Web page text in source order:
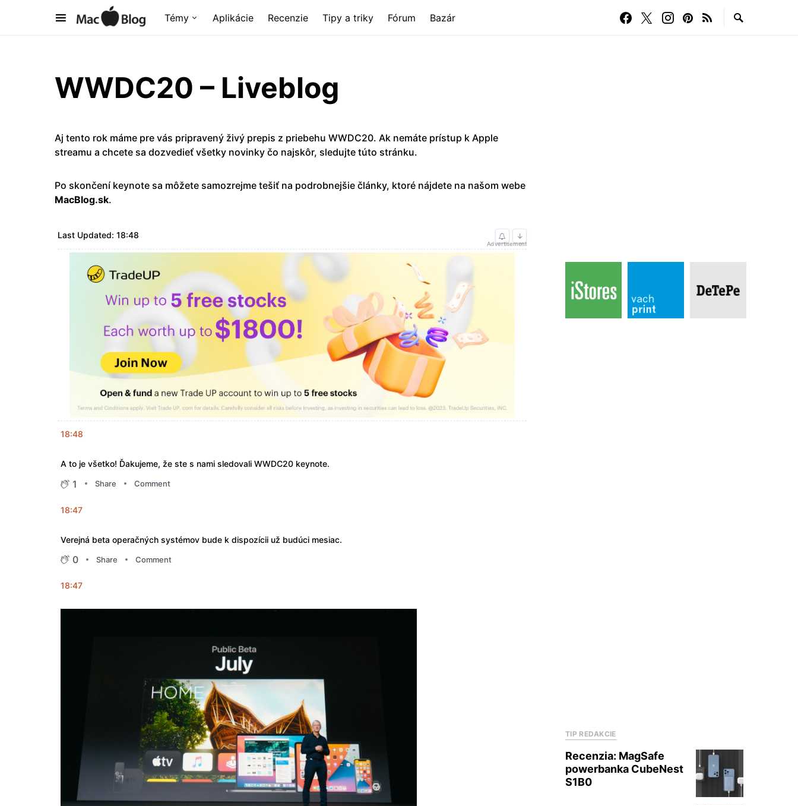
Témy Aplikácie Recenzie Tipy a triky Fórum Bazár
WWDC20 – Liveblog
Aj tento rok máme pre vás pripravený živý prepis z priebehu WWDC20. Ak nemáte prístup k Apple
streamu a chcete sa dozvedieť všetky novinky čo najskôr, sledujte túto stránku.
Po skončení keynote sa môžete samozrejme tešiť na podrobnejšie články, ktoré nájdete na našom webe
MacBlog.sk.
Last Updated: 18:48 ↓
Advertisement
18:48
A to je všetko! Ďakujeme, že ste s nami sledovali WWDC20 keynote.
1 Share Comment
18:47
Verejná beta operačných systémov bude k dispozícii už budúci mesiac.
0 Share Comment
18:47
TIP REDAKCIE
Recenzia: MagSafe
powerbanka CubeNest
S1B0